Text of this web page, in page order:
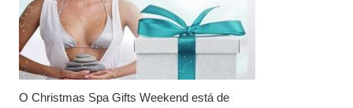
O Christmas Spa Gifts Weekend está de